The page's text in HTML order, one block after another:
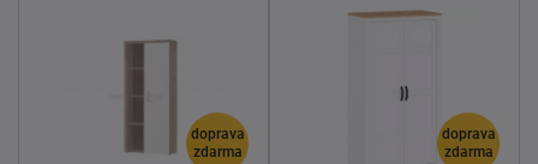
doprava
zdarma
doprava
zdarma